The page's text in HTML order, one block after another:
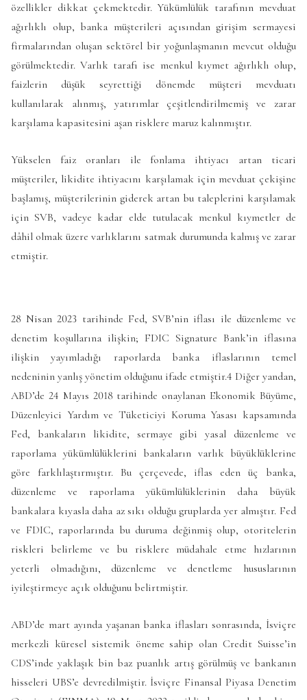
özellikler dikkat çekmektedir. Yükümlülük tarafının mevduat
ağırlıklı olup, banka müşterileri açısından girişim sermayesi
firmalarından oluşan sektörel bir yoğunlaşmanın mevcut olduğu
görülmektedir. Varlık tarafı ise menkul kıymet ağırlıklı olup,
faizlerin düşük seyrettiği dönemde müşteri mevduatı
kullanılarak alınmış, yatırımlar çeşitlendirilmemiş ve zarar
karşılama kapasitesini aşan risklere maruz kalınmıştır.
Yükselen faiz oranları ile fonlama ihtiyacı artan ticari
müşteriler, likidite ihtiyacını karşılamak için mevduat çekişine
başlamış, müşterilerinin giderek artan bu taleplerini karşılamak
için SVB, vadeye kadar elde tutulacak menkul kıymetler de
dâhil olmak üzere varlıklarını satmak durumunda kalmış ve zarar
etmiştir.
28 Nisan 2023 tarihinde Fed, SVB’nin iflası ile düzenleme ve
denetim koşullarına ilişkin; FDIC Signature Bank’in iflasına
ilişkin yayımladığı raporlarda banka iflaslarının temel
nedeninin yanlış yönetim olduğunu ifade etmiştir.4 Diğer yandan,
ABD’de 24 Mayıs 2018 tarihinde onaylanan Ekonomik Büyüme,
Düzenleyici Yardım ve Tüketiciyi Koruma Yasası kapsamında
Fed, bankaların likidite, sermaye gibi yasal düzenleme ve
raporlama yükümlülüklerini bankaların varlık büyüklüklerine
göre farklılaştırmıştır. Bu çerçevede, iflas eden üç banka,
düzenleme ve raporlama yükümlülüklerinin daha büyük
bankalara kıyasla daha az sıkı olduğu gruplarda yer almıştır. Fed
ve FDIC, raporlarında bu duruma değinmiş olup, otoritelerin
riskleri belirleme ve bu risklere müdahale etme hızlarının
yeterli olmadığını, düzenleme ve denetleme hususlarının
iyileştirmeye açık olduğunu belirtmiştir.
ABD’de mart ayında yaşanan banka iflasları sonrasında, İsviçre
merkezli küresel sistemik öneme sahip olan Credit Suisse’in
CDS’inde yaklaşık bin baz puanlık artış görülmüş ve bankanın
hisseleri UBS’e devredilmiştir. İsviçre Finansal Piyasa Denetim